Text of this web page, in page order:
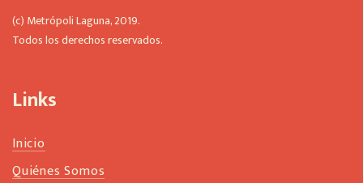
(c) Metrópoli Laguna, 2019.
Todos los derechos reservados.
Links
Inicio
Quiénes Somos